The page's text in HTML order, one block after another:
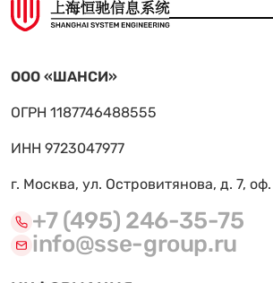
ООО «ШАНСИ»
ОГРН 1187746488555
ИНН 9723047977
г. Москва, ул. Островитянова, д. 7,
+7 (495) 246-35-75
info@sse-group.ru